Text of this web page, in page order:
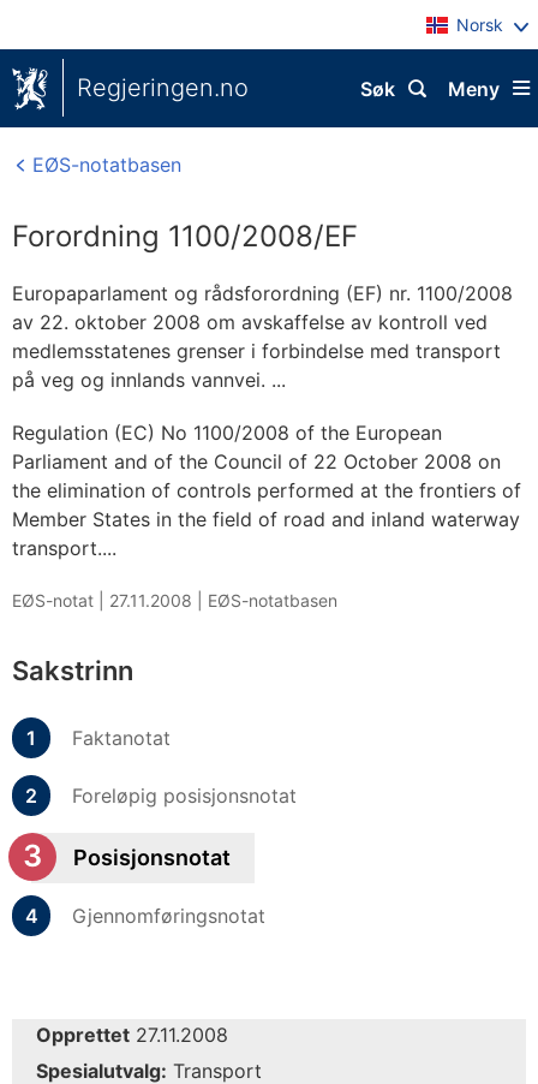
Norsk
Regjeringen.no Meny
Søk
EØS-notatbasen
Forordning 1100/2008/EF
Europaparlament og rådsforordning (EF) nr. 1100/2008
av 22. oktober 2008 om avskaffelse av kontroll ved
medlemsstatenes grenser i forbindelse med transport
på veg og innlands vannvei. ...
Regulation (EC) No 1100/2008 of the European
Parliament and of the Council of 22 October 2008 on
the elimination of controls performed at the frontiers of
Member States in the field of road and inland waterway
transport....
EØS-notat | 27.11.2008 EØS-notatbasen
Sakstrinn
Faktanotat
Foreløpig posisjonsnotat
Posisjonsnotat
Gjennomføringsnotat
Opprettet 27.11.2008
Spesialutvalg: Transport